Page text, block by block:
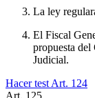
La ley
El Fiscal
propuesta
Judicial.
Hacer test Art. 124
Art. 125